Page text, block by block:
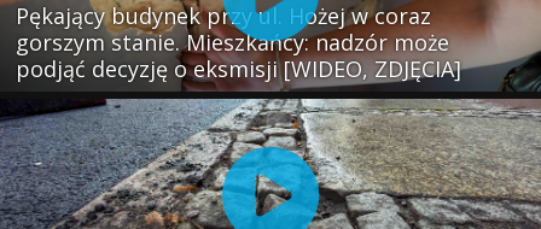
Pękający budynek przy ul. Hożej w coraz
gorszym stanie. Mieszkańcy: nadzór może
podjąć decyzję o eksmisji [WIDEO, ZDJĘCIA]